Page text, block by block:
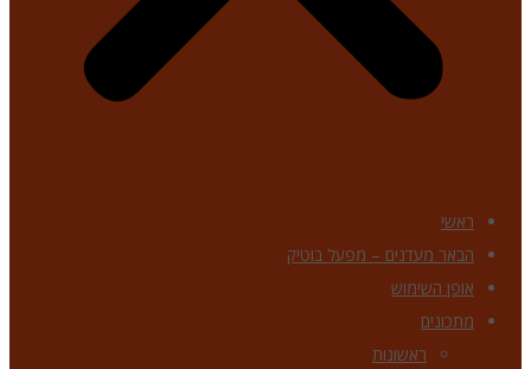
ראשי
הבאר מעדנים – מפעל בוטיק
אופן השימוש
מתכונים
ראשונות